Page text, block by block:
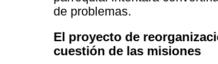
de problemas.
El proyecto de
cuestión de las misiones